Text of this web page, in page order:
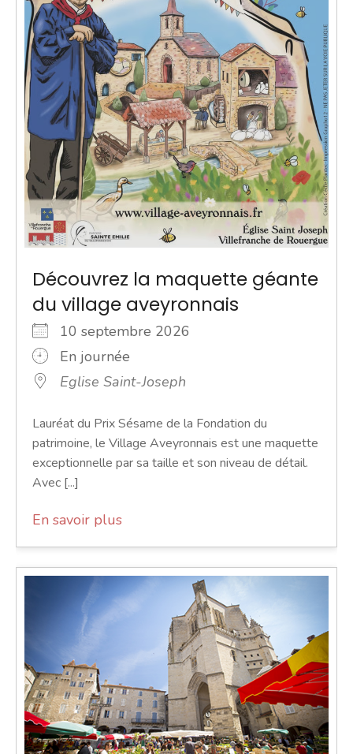
Découvrez la maquette géante
du village aveyronnais
10 septembre 2026
En journée
Eglise Saint-Joseph
Lauréat du Prix Sésame de la Fondation du
patrimoine, le Village Aveyronnais est une maquette
exceptionnelle par sa taille et son niveau de détail.
Avec [...]
En savoir plus